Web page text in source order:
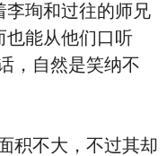
李珣和过往的师兄
也能从他们口听
，自然是笑纳不
不大，不过其却